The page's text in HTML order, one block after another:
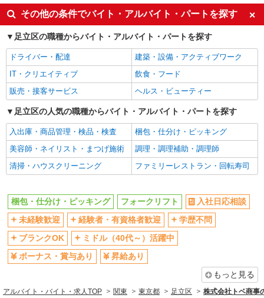
派遣社員
LAPI-Staff株式会社 本社/軽作業窓口
DVD・ゲームのシール貼り・梱包・仕分け
時給1,800円以上（深夜手当含む）＋交通費全
翌6時 週5日勤務の場合） 時給1,800円×8h×22日勤
東京都足立区 ★上記以外にも神奈川県内（相
模原・横浜・川崎など）に多数派遣先有
キープ 詳細を見る
派遣社員
LAPI-Staff株式会社 本社/軽作業窓口
アニメグッズ・お菓子等の仕分け・梱包
額支給 ◆月収例 316,800円 （夜勤シフト 21時〜
翌6時 週5日勤務の場合） 時給1,800円×8h×22日勤
務
東京都足立区 ★上記以外にも神奈川県内（相
模原・横浜・川崎など）に多数派遣先有
キープ
LAPI-Staff株式会社 本社/軽作業窓口
未経験歓迎
ミドル（40代～）活躍中
ボーナス・賞与あり
土日祝休み
車通勤OK
交通費支給
社会保険あり
社員登用あり
その他の条件でバイト・アルバイト・パートを探す
足立区の職種からバイト・アルバイト・パートを探す
ドライバー・配達
建築・設備・アクティブワーク
IT・クリエイティブ
飲食・フード
販売・接客サービス
ヘルス・ビューティー
足立区の人気の職種からバイト・アルバイト・パートを探す
入出庫・商品管理・検品・検査
梱包・仕分け・ピッキング
美容師・ネイリスト・まつげ施術
調理・調理補助・調理師
清掃・ハウスクリーニング
ファミリーレストラン・回転寿司
梱包・仕分け・ピッキング フォークリフト
入社日応相談
未経験歓迎
経験者・有資格者歓迎
学歴不問
ブランクOK
ミドル（40代～）活躍中
ボーナス・賞与あり
昇給あり
もっと見る
アルバイト・バイト・求人TOP 関東 東京都 足立区 株式会社トベ商事